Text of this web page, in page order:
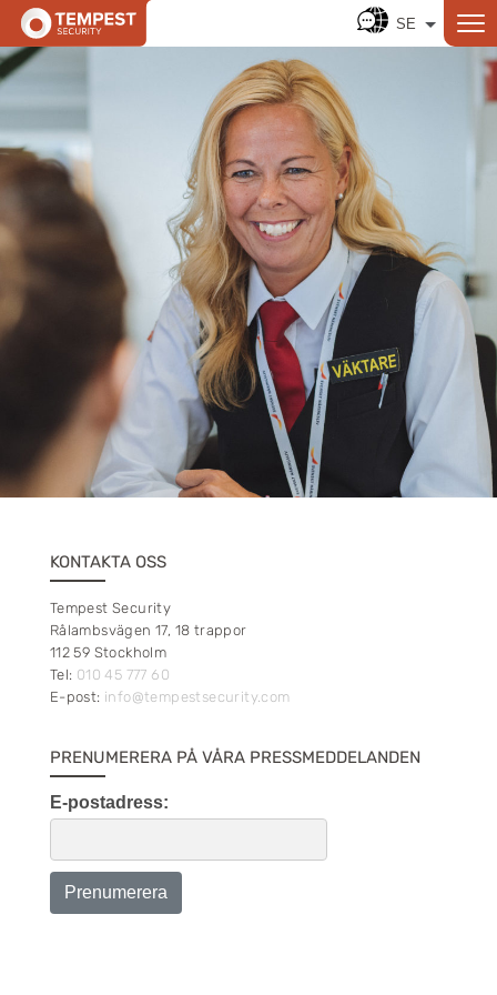
KONTAKTA OSS
Tempest Security
Rålambsvägen 17, 18 trappor
112 59 Stockholm
Tel: 010 45 777 60
E-post: info@tempestsecurity.com
PRENUMERERA PÅ VÅRA PRESSMEDDELANDEN